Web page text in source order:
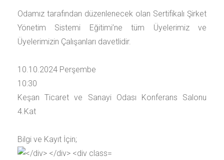
Odamız tarafından düzenlenecek olan Sertifikalı Şirket
Yönetim Sistemi Eğitimi’ne tüm Üyelerimiz ve
Üyelerimizin Çalışanları davetlidir.
10.10.2024 Perşembe
10:30
Keşan Ticaret ve Sanayi Odası Konferans Salonu
4.Kat
Bilgi ve Kayıt İçin;